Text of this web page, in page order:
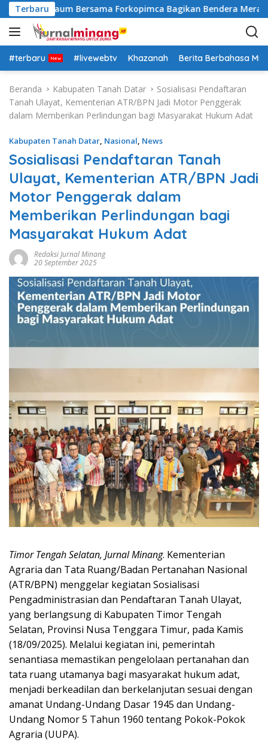
a
g
u
Terbaru
Lima Kaum Bersama Forkopimca Bagikan Bendera Merah
#terbaru #livewebtv Khazanah Berita Berbahasa
Beranda Kabupaten Tanah Datar
Sosialisasi Pendaftaran
Tanah Ulayat, Kementerian ATR/BPN Jadi Motor Penggerak
dalam Memberikan Perlindungan bagi Masyarakat Hukum Adat
Kabupaten Tanah Datar, Nasional, News
Sosialisasi Pendaftaran Tanah
Ulayat, Kementerian ATR/BPN Jadi
Motor Penggerak dalam
Memberikan Perlindungan bagi
Masyarakat Hukum Adat
Redaksi Jurnal Minang
20 September 2025
Timor Tengah Selatan, Jurnal Minang. Kementerian
Agraria dan Tata Ruang/Badan Pertanahan Nasional
(ATR/BPN) menggelar kegiatan Sosialisasi
Pengadministrasian dan Pendaftaran Tanah Ulayat,
yang berlangsung di Kabupaten Timor Tengah
Selatan, Provinsi Nusa Tenggara Timur, pada Kamis
(18/09/2025). Melalui kegiatan ini, pemerintah
senantiasa memastikan pengelolaan pertanahan dan
tata ruang utamanya bagi masyarakat hukum adat,
menjadi berkeadilan dan berkelanjutan sesuai dengan
amanat Undang-Undang Dasar 1945 dan Undang-
Undang Nomor 5 Tahun 1960 tentang Pokok-Pokok
Agraria (UUPA).